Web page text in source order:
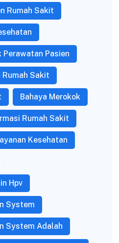
Rumah Sakit
Pasien
Sakit
Bahaya Merokok
Rumah Sakit
Kesehatan
Hpv
System
System Adalah